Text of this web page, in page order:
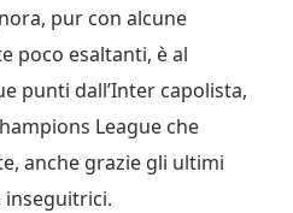
pur con alcune
poco esaltanti, è al
punti dall’Inter capolista,
League che
anche grazie gli ultimi